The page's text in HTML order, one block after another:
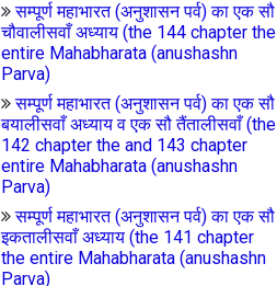
सम्पूर्ण महाभारत (अनुशासन पर्व) का एक सौ
चौवालीसवाँ अध्याय (the 144 chapter the
entire Mahabharata (anushashn
Parva)
सम्पूर्ण महाभारत (अनुशासन पर्व) का एक सौ
बयालीसवाँ अध्याय व एक सौ तैंतालीसवाँ (the
142 chapter the and 143 chapter
entire Mahabharata (anushashn
Parva)
सम्पूर्ण महाभारत (अनुशासन पर्व) का एक सौ
इकतालीसवाँ अध्याय (the 141 chapter
the entire Mahabharata (anushashn
Parva)